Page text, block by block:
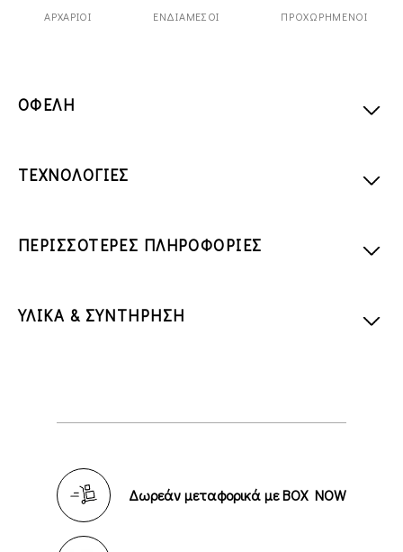
ΑΡΧΆΡΙΟΙ ΕΝΔΙΆΜΕΣΟΙ ΠΡΟΧΩΡΗΜΈΝΟΙ
ΟΦΕΛΗ
ΤΕΧΝΟΛΟΓΙΕΣ
ΠΕΡΙΣΣΟΤΕΡΕΣ ΠΛΗΡΟΦΟΡΙΕΣ
ΥΛΙΚΑ & ΣΥΝΤΗΡΗΣΗ
Δωρεάν μεταφορικά με BOX NOW